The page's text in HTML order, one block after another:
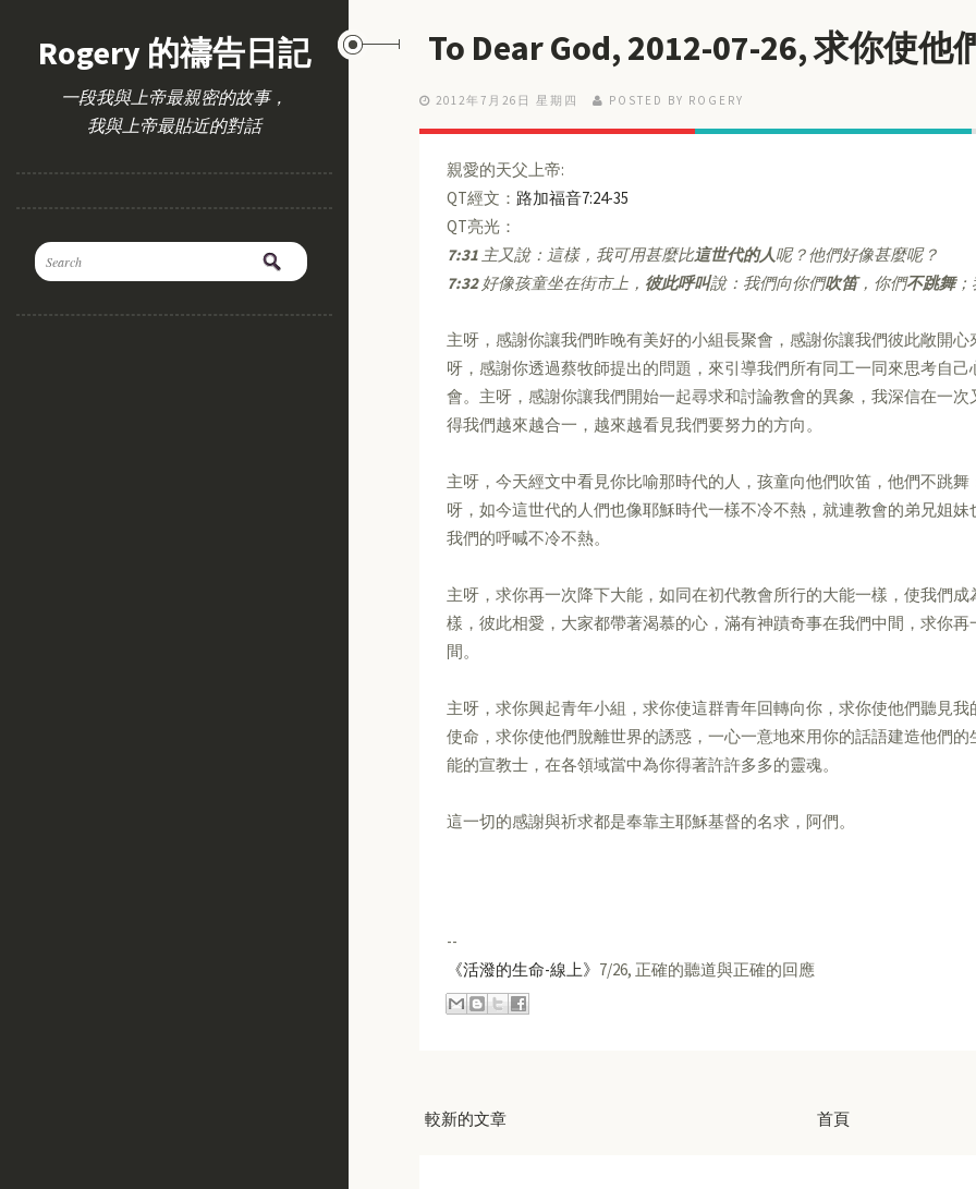
Rogery 的禱告日記
一段我與上帝最親密的故事，
我與上帝最貼近的對話
To Dear God, 2012-07-26, 求你使
2012年7月26日 星期四 POSTED BY ROGERY
親愛的天父上帝:
QT經文： 路加福音7:24-35
QT亮光：
7:31 主又說：這樣，我可用甚麼比這世代的人呢？他們好像甚麼呢？
7:32好像孩童坐在街市上， 彼此呼叫說：我們向你們吹笛，你們不跳舞；
主呀，感謝你讓我們昨晚有美好的小組長聚會，感謝你讓我們彼此敞開
呀，感謝你透過蔡牧師提出的問題，來引導我們所有同工一同來思考自
會。主呀，感謝你讓我們開始一起尋求和討論教會的異象，我深信在一
得我們越來越合一，越來越看見我們要努力的方向。
主呀，今天經文中看見你比喻那時代的人，孩童向他們吹笛，他們不跳
呀，如今這世代的人們也像耶穌時代一樣不冷不熱，就連教會的弟兄姐
我們的呼喊不冷不熱。
主呀，求你再一次降下大能，如同在初代教會所行的大能一樣，使我們
樣，彼此相愛，大家都帶著渴慕的心，滿有神蹟奇事在我們中間，求你
間。
主呀，求你興起青年小組，求你使這群青年回轉向你，求你使他們聽見
使命，求你使他們脫離世界的誘惑，一心一意地來用你的話語建造他們
能的宣教士，在各領域當中為你得著許許多多的靈魂。
這一切的感謝與祈求都是奉靠主耶穌基督的名求，阿們。
--
《活潑的生命-線上》 7/26, 正確的聽道與正確的回應
較新的文章 首頁